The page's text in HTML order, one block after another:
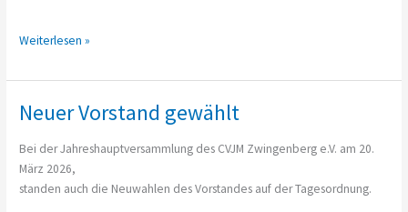
Sing
Pray
22.6.
Weiterlesen »
Neuer Vorstand gewählt
Bei der Jahreshauptversammlung des CVJM Zwingenberg e.V. am 20.
März 2026,
standen auch die Neuwahlen des Vorstandes auf der Tagesordnung.